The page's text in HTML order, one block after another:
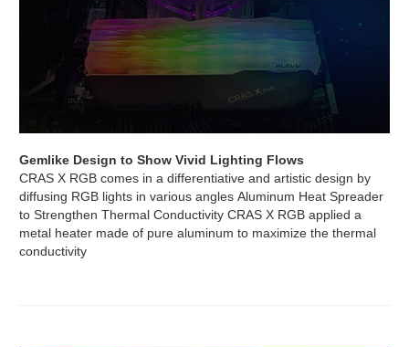
Gemlike Design to Show Vivid Lighting Flows
CRAS X RGB comes in a differentiative and artistic design by
diffusing RGB lights in various angles Aluminum Heat Spreader
to Strengthen Thermal Conductivity CRAS X RGB applied a
metal heater made of pure aluminum to maximize the thermal
conductivity